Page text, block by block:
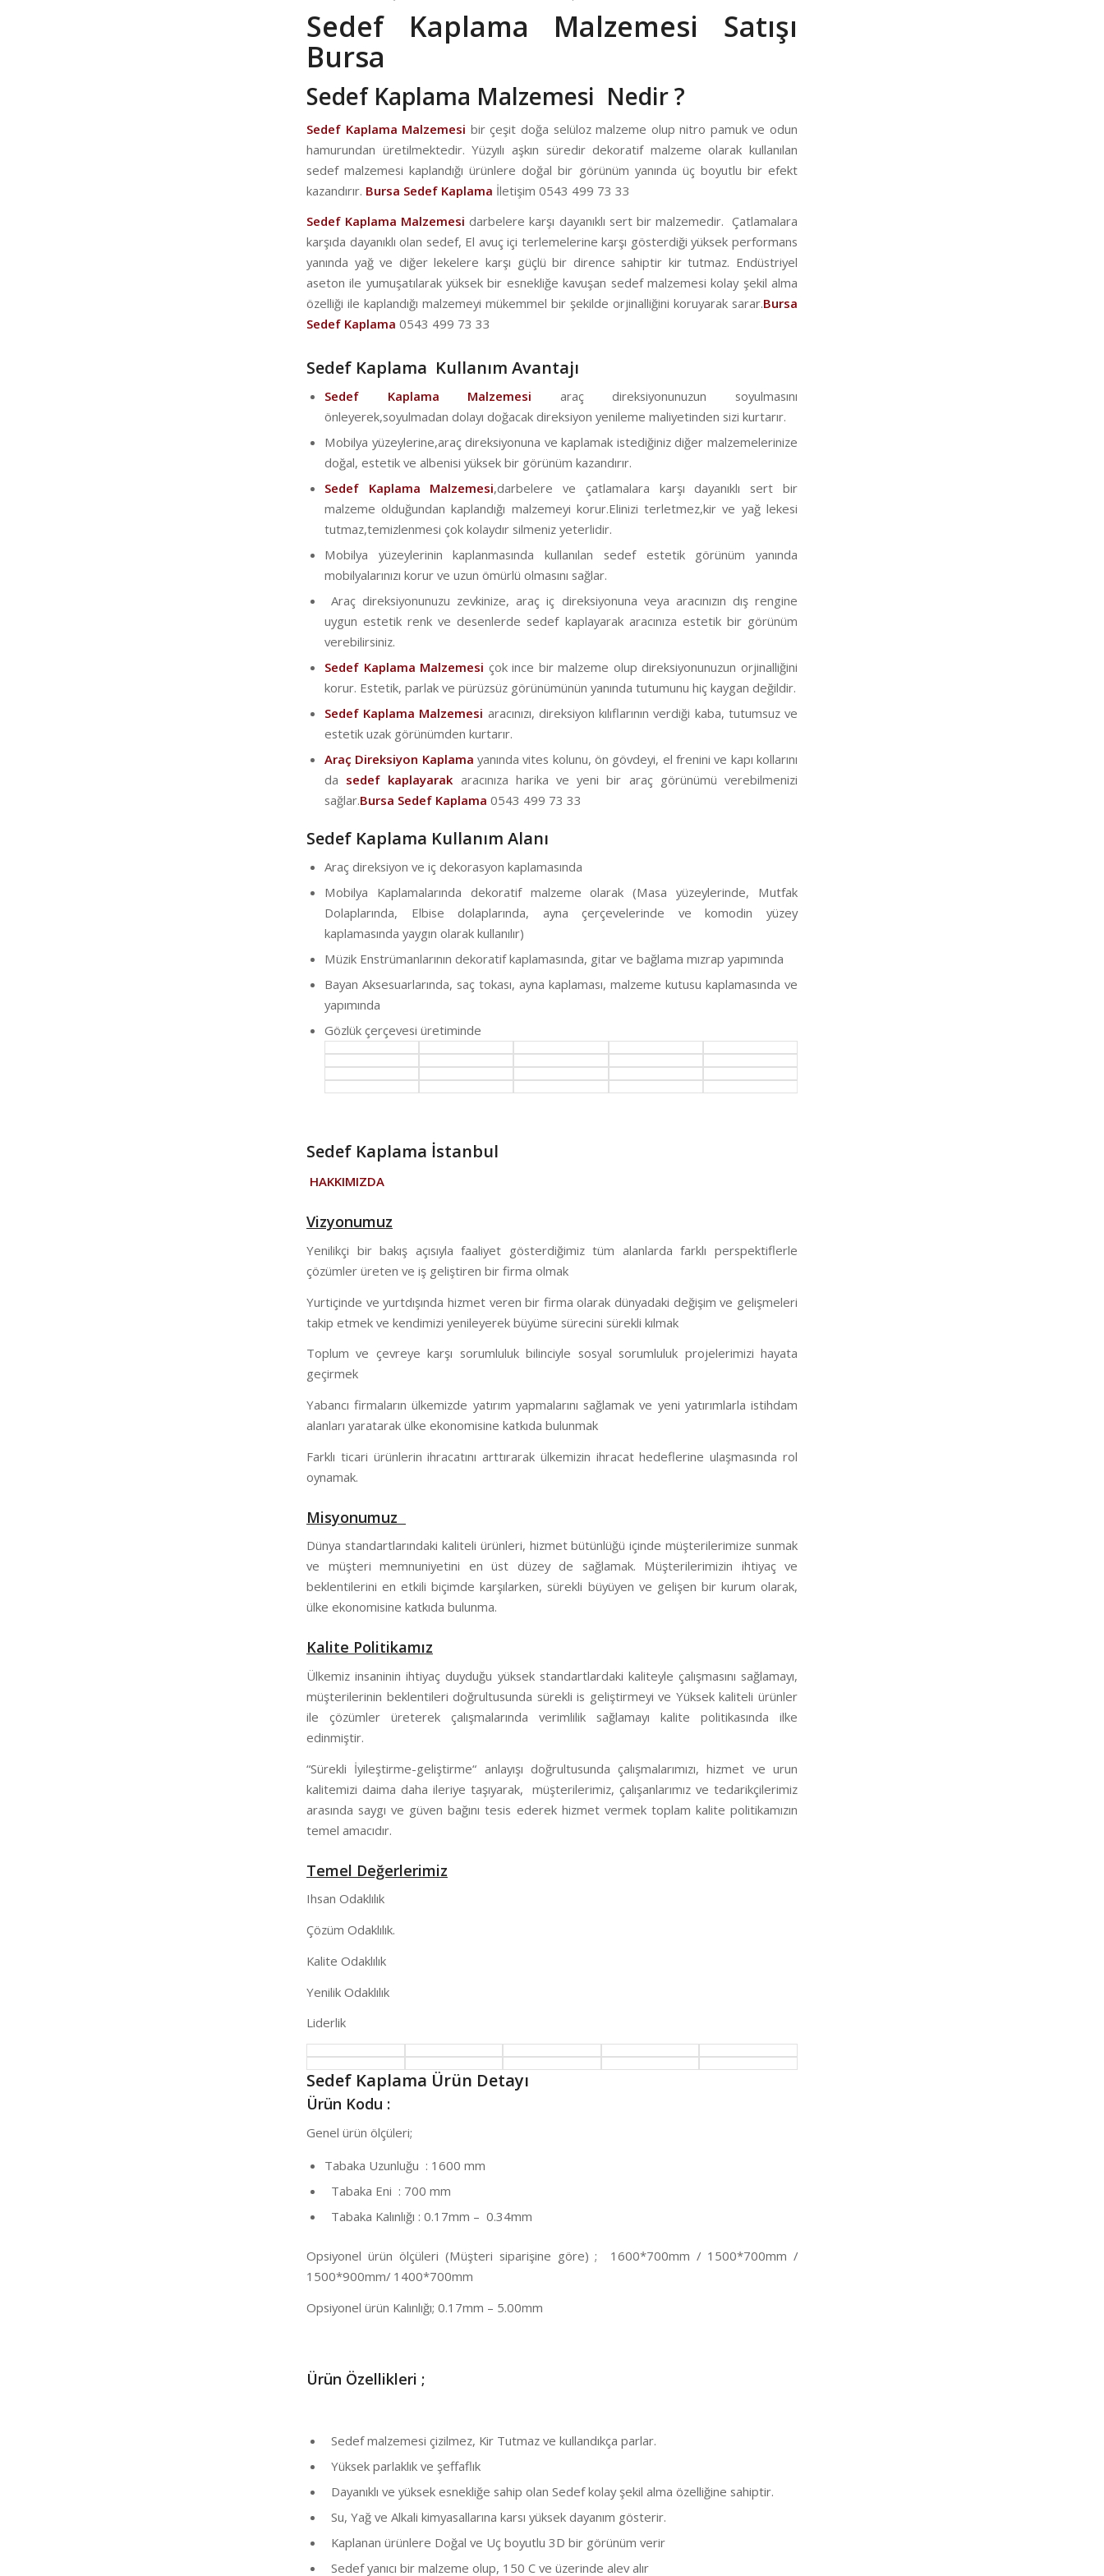
Sedef Kaplama Malzemesi Satışı
Bursa
Sedef Kaplama Malzemesi Nedir ?
Sedef Kaplama Malzemesi bir çeşit doğa selüloz malzeme olup nitro pamuk ve odun
hamurundan üretilmektedir. Yüzyılı aşkın süredir dekoratif malzeme olarak kullanılan
sedef malzemesi kaplandığı ürünlere doğal bir görünüm yanında üç boyutlu bir efekt
kazandırır. Bursa Sedef Kaplama İletişim 0543 499 73 33
Sedef Kaplama Malzemesi darbelere karşı dayanıklı sert bir malzemedir. Çatlamalara
karşıda dayanıklı olan sedef, El avuç içi terlemelerine karşı gösterdiği yüksek performans
yanında yağ ve diğer lekelere karşı güçlü bir dirence sahiptir kir tutmaz. Endüstriyel
aseton ile yumuşatılarak yüksek bir esnekliğe kavuşan sedef malzemesi kolay şekil alma
özelliği ile kaplandığı malzemeyi mükemmel bir şekilde orjinalliğini koruyarak sarar.Bursa
Sedef Kaplama 0543 499 73 33
Sedef Kaplama Kullanım Avantajı
Sedef Kaplama Malzemesi araç direksiyonunuzun soyulmasını
önleyerek,soyulmadan dolayı doğacak direksiyon yenileme maliyetinden sizi kurtarır.
Mobilya yüzeylerine,araç direksiyonuna ve kaplamak istediğiniz diğer malzemelerinize
doğal, estetik ve albenisi yüksek bir görünüm kazandırır.
Sedef Kaplama Malzemesi,darbelere ve çatlamalara karşı dayanıklı sert bir
malzeme olduğundan kaplandığı malzemeyi korur.Elinizi terletmez,kir ve yağ lekesi
tutmaz,temizlenmesi çok kolaydır silmeniz yeterlidir.
Mobilya yüzeylerinin kaplanmasında kullanılan sedef estetik görünüm yanında
mobilyalarınızı korur ve uzun ömürlü olmasını sağlar.
Araç direksiyonunuzu zevkinize, araç iç direksiyonuna veya aracınızın dış rengine
uygun estetik renk ve desenlerde sedef kaplayarak aracınıza estetik bir görünüm
verebilirsiniz.
Sedef Kaplama Malzemesi çok ince bir malzeme olup direksiyonunuzun orjinalliğini
korur. Estetik, parlak ve pürüzsüz görünümünün yanında tutumunu hiç kaygan değildir.
Sedef Kaplama Malzemesi aracınızı, direksiyon kılıflarının verdiği kaba, tutumsuz ve
estetik uzak görünümden kurtarır.
Araç Direksiyon Kaplama yanında vites kolunu, ön gövdeyi, el frenini ve kapı kollarını
da sedef kaplayarak aracınıza harika ve yeni bir araç görünümü verebilmenizi
sağlar.Bursa Sedef Kaplama 0543 499 73 33
Sedef Kaplama Kullanım Alanı
Araç direksiyon ve iç dekorasyon kaplamasında
Mobilya Kaplamalarında dekoratif malzeme olarak (Masa yüzeylerinde, Mutfak
Dolaplarında, Elbise dolaplarında, ayna çerçevelerinde ve komodin yüzey
kaplamasında yaygın olarak kullanılır)
Müzik Enstrümanlarının dekoratif kaplamasında, gitar ve bağlama mızrap yapımında
Bayan Aksesuarlarında, saç tokası, ayna kaplaması, malzeme kutusu kaplamasında ve
yapımında
Gözlük çerçevesi üretiminde
Sedef Kaplama İstanbul
HAKKIMIZDA
Vizyonumuz
Yenilikçi bir bakış açısıyla faaliyet gösterdiğimiz tüm alanlarda farklı perspektiflerle
çözümler üreten ve iş geliştiren bir firma olmak
Yurtiçinde ve yurtdışında hizmet veren bir firma olarak dünyadaki değişim ve gelişmeleri
takip etmek ve kendimizi yenileyerek büyüme sürecini sürekli kılmak
Toplum ve çevreye karşı sorumluluk bilinciyle sosyal sorumluluk projelerimizi hayata
geçirmek
Yabancı firmaların ülkemizde yatırım yapmalarını sağlamak ve yeni yatırımlarla istihdam
alanları yaratarak ülke ekonomisine katkıda bulunmak
Farklı ticari ürünlerin ihracatını arttırarak ülkemizin ihracat hedeflerine ulaşmasında rol
oynamak.
Misyonumuz
Dünya standartlarındaki kaliteli ürünleri, hizmet bütünlüğü içinde müşterilerimize sunmak
ve müşteri memnuniyetini en üst düzey de sağlamak. Müşterilerimizin ihtiyaç ve
beklentilerini en etkili biçimde karşılarken, sürekli büyüyen ve gelişen bir kurum olarak,
ülke ekonomisine katkıda bulunma.
Kalite Politikamız
Ülkemiz insaninin ihtiyaç duyduğu yüksek standartlardaki kaliteyle çalışmasını sağlamayı,
müşterilerinin beklentileri doğrultusunda sürekli is geliştirmeyi ve Yüksek kaliteli ürünler
ile çözümler üreterek çalışmalarında verimlilik sağlamayı kalite politikasında ilke
edinmiştir.
“Sürekli İyileştirme-geliştirme“ anlayışı doğrultusunda çalışmalarımızı, hizmet ve urun
kalitemizi daima daha ileriye taşıyarak, müşterilerimiz, çalışanlarımız ve tedarikçilerimiz
arasında saygı ve güven bağını tesis ederek hizmet vermek toplam kalite politikamızın
temel amacıdır.
Temel Değerlerimiz
Ihsan Odaklılık
Çözüm Odaklılık.
Kalite Odaklılık
Yenilik Odaklılık
Liderlik
Sedef Kaplama Ürün Detayı
Ürün Kodu :
Genel ürün ölçüleri;
Tabaka Uzunluğu : 1600 mm
Tabaka Eni : 700 mm
Tabaka Kalınlığı : 0.17mm – 0.34mm
Opsiyonel ürün ölçüleri (Müşteri siparişine göre) ; 1600*700mm / 1500*700mm /
1500*900mm/ 1400*700mm
Opsiyonel ürün Kalınlığı; 0.17mm – 5.00mm
Ürün Özellikleri ;
Sedef malzemesi çizilmez, Kir Tutmaz ve kullandıkça parlar.
Yüksek parlaklık ve şeffaflık
Dayanıklı ve yüksek esnekliğe sahip olan Sedef kolay şekil alma özelliğine sahiptir.
Su, Yağ ve Alkali kimyasallarına karsı yüksek dayanım gösterir.
Kaplanan ürünlere Doğal ve Uç boyutlu 3D bir görünüm verir
Sedef yanıcı bir malzeme olup, 150 C ve üzerinde alev alır